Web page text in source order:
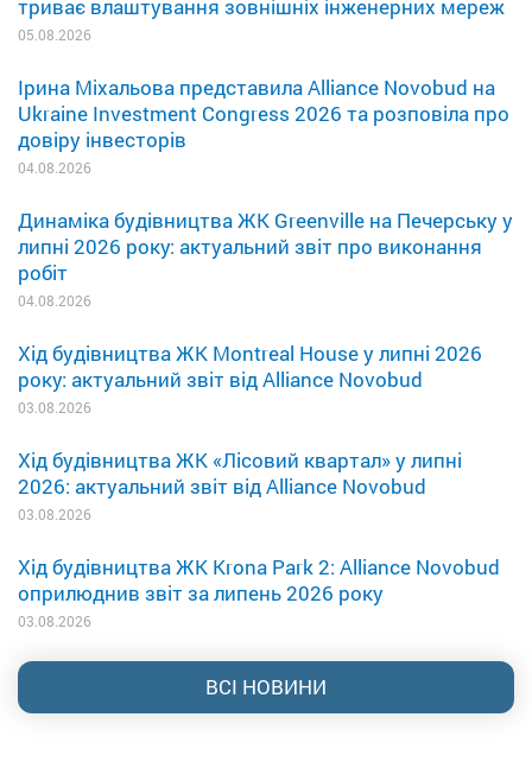
триває влаштування зовнішніх інженерних мереж
05.08.2026
Ірина Міхальова представила Alliance Novobud на
Ukraine Investment Congress 2026 та розповіла про
довіру інвесторів
04.08.2026
Динаміка будівництва ЖК Greenville на Печерську у
липні 2026 року: актуальний звіт про виконання
робіт
04.08.2026
Хід будівництва ЖК Montreal House у липні 2026
року: актуальний звіт від Alliance Novobud
03.08.2026
Хід будівництва ЖК «Лісовий квартал» у липні
2026: актуальний звіт від Alliance Novobud
03.08.2026
Хід будівництва ЖК Krona Park 2: Alliance Novobud
оприлюднив звіт за липень 2026 року
03.08.2026
ВСІ НОВИНИ